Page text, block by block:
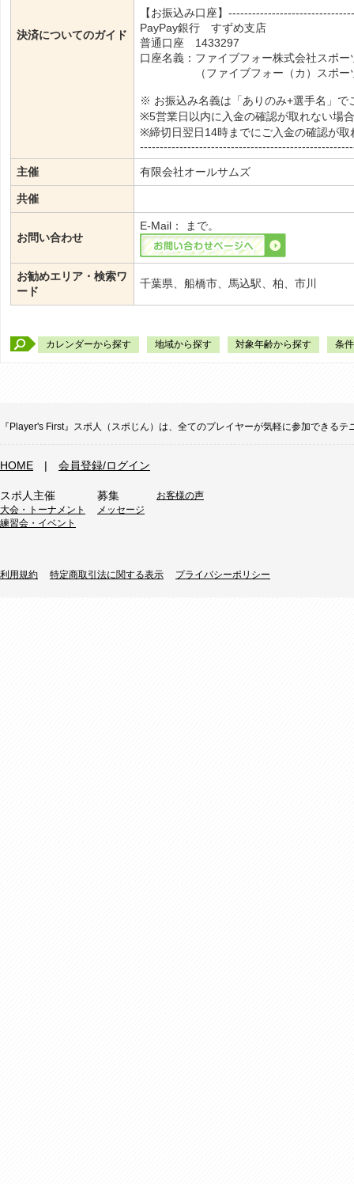
決済についてのガイド
【お振込み口座】
PayPay銀行 すずめ支店
普通口座 1433297
口座名義：ファイブフォー株式会社スポー
（ファイブフォー（カ）スポーツ
※ お振込み名義は「ありのみ+選手名」で
※5営業日以内に入金の確認が取れない場
※締切日翌日14時までにご入金の確認が
主催
有限会社オールサムズ
共催
お問い合わせ
E-Mail： まで。
お勧めエリア・検索ワ
ード
千葉県、船橋市、馬込駅、柏、市川
カレンダーから探す 地域から探す 対象年齢から探す 条
『Player's First』スポ人（スポじん）は、全てのプレイヤーが気軽に参加できる
HOME | 会員登録/ログイン
スポ人主催
大会・トーナメント
練習会・イベント
募集
メッセージ
お客様の声
利用規約 特定商取引法に関する表示 プライバシーポリシー